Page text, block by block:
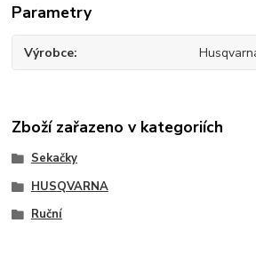
Parametry
Výrobce
Zboží zařazeno v kategoriích
Sekačky
HUSQVARNA
Ruční